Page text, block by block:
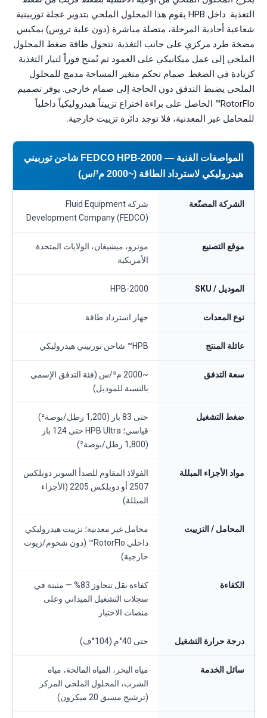
التغذية. داخل HPB يقوم هذا المحلول الملحي بتدوير عجلة توربينية
شعاعية أحادية المرحلة، متصلة مباشرة (دون علبة تروس) بمكبس
مضخة طرد مركزي على جانب التغذية. تتحول طاقة ضغط المحلول
الملحي إلى عمل ميكانيكي على العمود ثم تُمنح فوراً لتيار التغذية
كزيادة في الضغط. صمام تحكم متغير المساحة مدمج للمحلول
الملحي يضبط التدفق دون الحاجة إلى صمام خارجي. يوفر تصميم
RotorFlo™ الحاصل على براءة اختراع تزييتاً هيدروليكياً داخلياً
للمحامل غير المعدنية، فلا توجد دائرة تزييت خارجية.
المواصفات الفنية — FEDCO HPB-2000 شاحن توربيني
هيدروليكي لاسترداد الطاقة (~2000 م³/س)
الشركة المصنّعة
شركة Fluid Equipment
Development Company (FEDCO)
موقع التصنيع
مونرو، ميشيغان، الولايات المتحدة
الأمريكية
الموديل / SKU HPB-2000
نوع المعدات جهاز استرداد طاقة
عائلة المنتج HPB™ شاحن توربيني هيدروليكي
سعة التدفق
~2000 م³/س (فئة التدفق الإسمي
بالنسبة للموديل)
ضغط التشغيل
حتى 83 بار (1,200 رطل/بوصة²)
قياسي؛ HPB Ultra حتى 124 بار
(1,800 رطل/بوصة²)
مواد الأجزاء المبللة
الفولاذ المقاوم للصدأ السوبر دوبلكس
2507 أو دوبلكس 2205 (الأجزاء
المبللة)
المحامل / التزييت
محامل غير معدنية؛ تزييت هيدروليكي
داخلي RotorFlo™ (دون شحوم/زيوت
خارجية)
الكفاءة
كفاءة نقل تتجاوز 83% — مثبتة في
سجلات التشغيل الميداني وعلى
منصات الاختبار
درجة حرارة التشغيل حتى 40°م (104°ف)
سائل الخدمة
مياه البحر، المياه المالحة، مياه
الشرب، المحلول الملحي المركز
(ترشيح مسبق 20 ميكرون)